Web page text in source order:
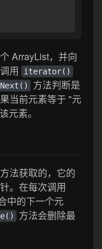
ArrayList，并向
用
iterator()
方法判断是
当前元素等于 "元
元素。
方法获取的，它的
。在每次调用
中的下一个元
方法会删除最